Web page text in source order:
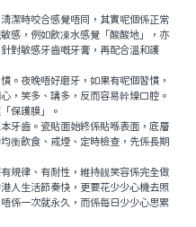
時咬合感覺唔同，其實呢個係正常
感，例如飲凍水感覺「酸酸地」，亦
對敏感牙齒嘅牙膏，再配合溫和護
夜晚唔好磨牙，如果有呢個習慣，
，笑多、講多，反而容易幹燥口腔。
保護膜」。
齒。瓷貼面始終係貼喺表面，底層
衡飲食、戒煙、定時檢查，先係長期
律、有耐性，維持靓笑容係完全做
人生活節奏快，更要花少少心機去照
係一次就永久，而係每日少少心思累